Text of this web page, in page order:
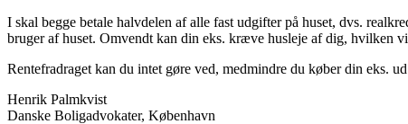
I skal begge betale halvdelen af alle fast udgifter på huset, dvs.
bruger af huset. Omvendt kan din eks. kræve husleje af dig, hvilken
Rentefradraget kan du intet gøre ved, medmindre du køber din eks.
Henrik Palmkvist
Danske Boligadvokater, København